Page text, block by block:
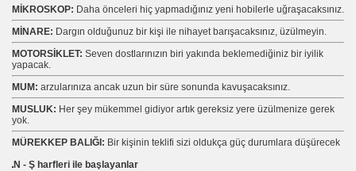
MİKROSKOP: Daha önceleri hiç yapmadığınız yeni hobilerle uğraşacaksınız.
MİNARE: Dargın olduğunuz bir kişi ile nihayet barışacaksınız, üzülmeyin.
MOTORSİKLET: Seven dostlarınızın biri yakında beklemediğiniz bir iyilik
yapacak.
MUM: arzularınıza ancak uzun bir süre sonunda kavuşacaksınız.
MUSLUK: Her şey mükemmel gidiyor artık gereksiz yere üzülmenize gerek
yok.
MÜREKKEP BALIĞI: Bir kişinin teklifi sizi oldukça güç durumlara düşürecek
N - Ş harfleri ile başlayanlar